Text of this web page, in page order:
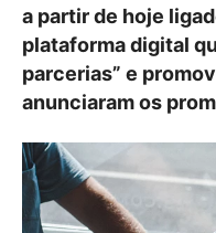
a partir de hoje
plataforma digital
parcerias” e
anunciaram os